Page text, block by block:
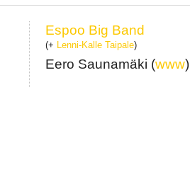
Espoo Big Band
(+ Lenni-Kalle Taipale)
Eero Saunamäki (www)